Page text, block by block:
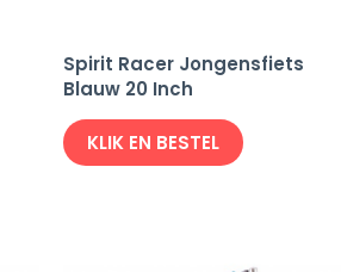
Spirit Racer Jongensfiets
Blauw 20 Inch
KLIK EN BESTEL